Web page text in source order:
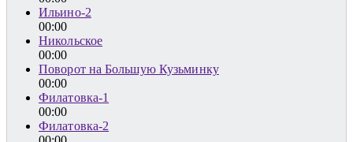
Ильино-2
00:00
Никольское
00:00
Поворот на Большую Кузьминку
00:00
Филатовка-1
00:00
Филатовка-2